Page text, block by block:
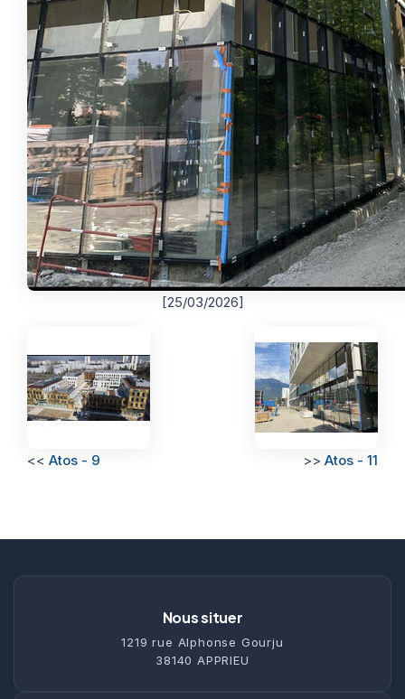
[25/03/2026]
<< Atos - 9 >> Atos - 11
Nous situer
1219 rue Alphonse Gourju
38140 APPRIEU